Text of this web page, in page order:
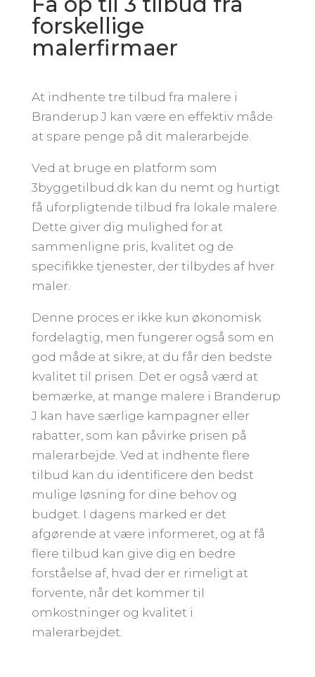
forskellige
malerfirmaer
At indhente tre tilbud fra malere i
Branderup J kan være en effektiv måde
at spare penge på dit malerarbejde.
Ved at bruge en platform som
3byggetilbud.dk kan du nemt og hurtigt
få uforpligtende tilbud fra lokale malere.
Dette giver dig mulighed for at
sammenligne pris, kvalitet og de
specifikke tjenester, der tilbydes af hver
maler.
Denne proces er ikke kun økonomisk
fordelagtig, men fungerer også som en
god måde at sikre, at du får den bedste
kvalitet til prisen. Det er også værd at
bemærke, at mange malere i Branderup
J kan have særlige kampagner eller
rabatter, som kan påvirke prisen på
malerarbejde. Ved at indhente flere
tilbud kan du identificere den bedst
mulige løsning for dine behov og
budget. I dagens marked er det
afgørende at være informeret, og at få
flere tilbud kan give dig en bedre
forståelse af, hvad der er rimeligt at
forvente, når det kommer til
omkostninger og kvalitet i
malerarbejdet.